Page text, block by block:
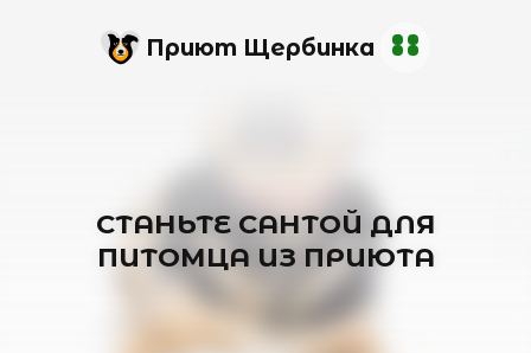
Приют Щербинка
СТАНЬТЕ САНТОЙ ДЛЯ
ПИТОМЦА ИЗ ПРИЮТА